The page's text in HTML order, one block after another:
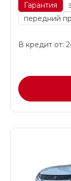
Гарантия
передний
В кредит от: